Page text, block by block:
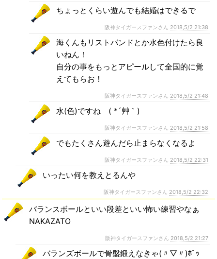
ちょっとくらい遊んでも結婚はできるで
阪神タイガースファンさん 2018,5/2 21:38
海くんもリストバンドとか水色付けたら良
いねん！
自分の事をもっとアピールして全国的に覚
えてもらお！
阪神タイガースファンさん 2018,5/2 21:48
水(色)ですね ( *´艸｀)
阪神タイガースファンさん 2018,5/2 21:58
でもたくさん遊んだら止まらなくなるよ
阪神タイガースファンさん 2018,5/2 22:31
いったい何を教えとるんや
阪神タイガースファンさん 2018,5/2 22:32
バランスボールといい段差といい怖い練習やなぁ
NAKAZATO
阪神タイガースファンさん 2018,5/2 21:27
バランズボールで骨盤鍛えなきゃ(〃▽〃)ﾎﾟｯ